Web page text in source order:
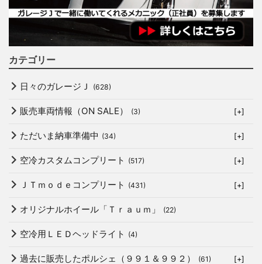
カテゴリー
日々のガレージＪ (628)
販売車両情報（ON SALE） (3) [+]
ただいま納車準備中 (34) [+]
空冷カスタムコンプリート (517) [+]
ＪＴｍｏｄｅコンプリート (431) [+]
オリジナルホイール「Ｔｒａｕｍ」 (22)
空冷用ＬＥＤヘッドライト (4)
過去に販売したポルシェ（９９１＆９９２） (61) [+]